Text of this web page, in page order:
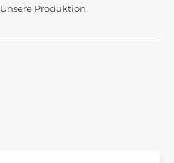
Unsere Produktion